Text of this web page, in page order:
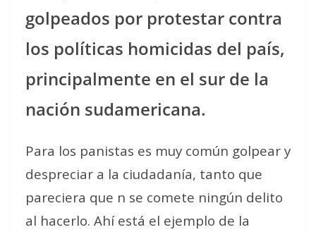
golpeados por protestar contra
los políticas homicidas del país,
principalmente en el sur de la
nación sudamericana.
Para los panistas es muy común golpear y
despreciar a la ciudadanía, tanto que
pareciera que n se comete ningún delito
al hacerlo. Ahí está el ejemplo de la